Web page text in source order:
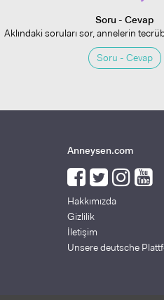
Soru - Cevap
Aklındaki soruları sor, annelerin
Soru - Cevap
Anneysen.com
Hakkımızda
Gizlilik
İletişim
Unsere deutsche